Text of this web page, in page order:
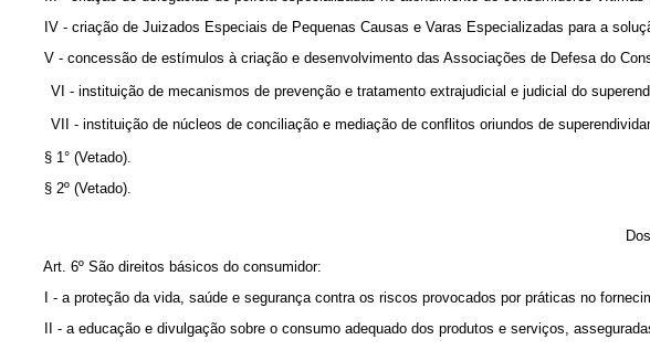
IV - criação de Juizados Especiais de Pequenas Causas e Varas Especializadas para a
V - concessão de estímulos à criação e desenvolvimento das Associações de Defesa do
VI - instituição de mecanismos de prevenção e tratamento extrajudicial e judicial do
VII - instituição de núcleos de conciliação e mediação de conflitos oriundos de
§ 1° (Vetado).
§ 2º (Vetado).
Art. 6º São direitos básicos do consumidor:
I - a proteção da vida, saúde e segurança contra os riscos provocados por práticas no
II - a educação e divulgação sobre o consumo adequado dos produtos e serviços,